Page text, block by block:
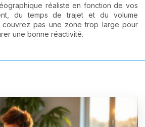
réaliste en fonction de vos
du temps de trajet et du volume
couvrez pas une zone trop large pour
une bonne réactivité.